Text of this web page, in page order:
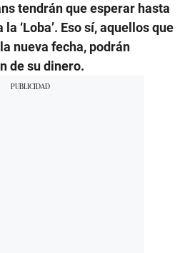
tendrán que esperar hasta
‘Loba’. Eso sí, aquellos que
nueva fecha, podrán
de su dinero.